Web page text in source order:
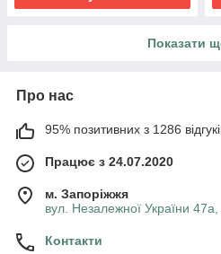
Показати
Про нас
95% позитивних з 1286
Працює з 24.07.2020
м. Запоріжжя
вул. Незалежної України
Контакти